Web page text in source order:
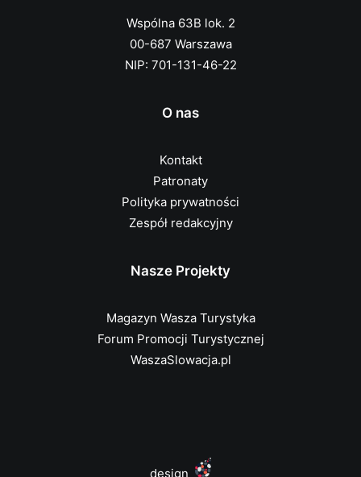
Wspólna 63B lok. 2
00-687 Warszawa
NIP: 701-131-46-22
O nas
Kontakt
Patronaty
Polityka prywatności
Zespół redakcyjny
Nasze Projekty
Magazyn Wasza Turystyka
Forum Promocji Turystycznej
WaszaSlowacja.pl
design